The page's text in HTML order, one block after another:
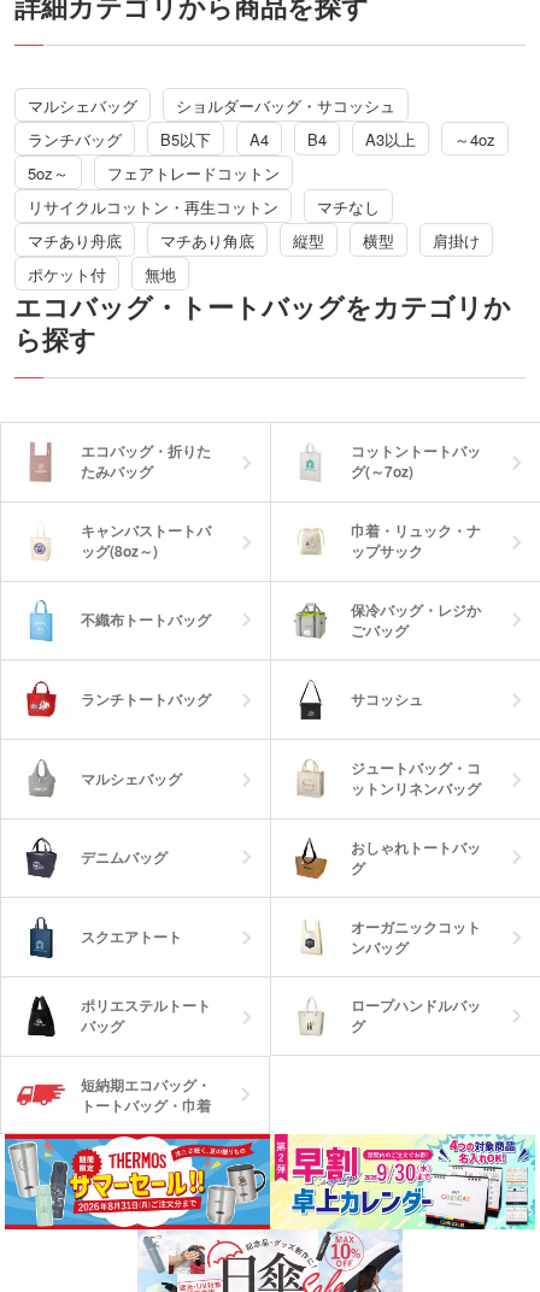
便利な外ポケットが1つついて使い勝手
動画提供 : ノベルティ・販促エコバッグ
チャンネル
マルシェバッグ
ショルダーバッグ・サコッシュ
ランチバッグ
B5以下 A4 B4 A3以上
～4oz
5oz～
フェアトレードコットン
リサイクルコットン・再生コットン
マチなし
マチあり舟底
マチあり角底 縦型 横型
肩掛け
ポケット付
無地
エコバッグ・トートバッグをカテゴリか
ら探す
エコバッグ・折りた
たみバッグ
コットントートバッ
グ(～7oz)
キャンバストートバ
ッグ(8oz～)
巾着・リュック・ナ
ップサック
不織布トートバッグ
保冷バッグ・レジか
ごバッグ
ランチトートバッグ サコッシュ
マルシェバッグ
ジュートバッグ・コ
ットンリネンバッグ
デニムバッグ
おしゃれトートバッ
グ
スクエアトート
オーガニックコット
ンバッグ
ポリエステルトート
バッグ
ロープハンドルバッ
グ
短納期エコバッグ・
トートバッグ・巾着